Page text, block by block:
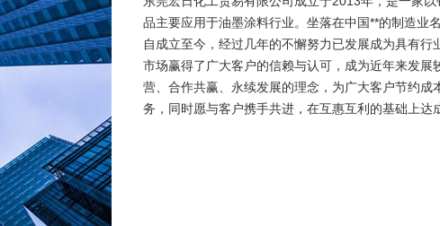
品主要应用于油墨涂料行业。坐落在中国**的制造业
自成立至今，经过几年的不懈努力已发展成为具有
市场赢得了广大客户的信赖与认可，成为近年来发
营、合作共赢、永续发展的理念，为广大客户节约
务，同时愿与客户携手共进，在互惠互利的基础上达